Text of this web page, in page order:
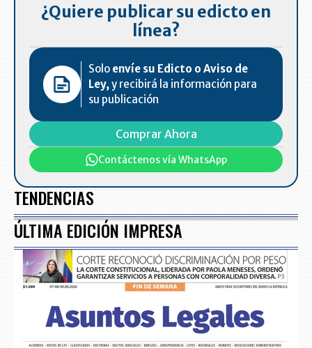
¿Quiere publicar su edicto en
línea?
Solo envíe su Edicto o Aviso de
Ley,y recibirá la información para
su publicación
Comprar Ahora
Contáctenos vía WhatsApp
TENDENCIAS
ÚLTIMA EDICIÓN IMPRESA